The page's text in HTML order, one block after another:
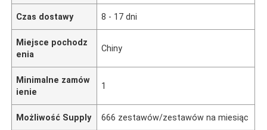
Czas dostawy 8 - 17 dni
Miejsce pochodz
enia
Chiny
Minimalne zamów
ienie
1
Możliwość Supply 666 zestawów/zestawów na miesiąc